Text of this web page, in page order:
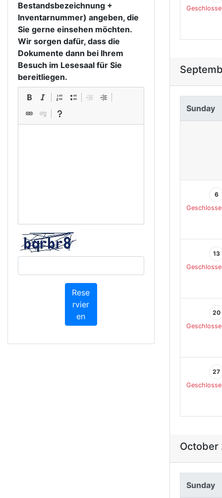
Bestandsbezeichnung +
Inventarnummer) angeben, die
Sie gerne einsehen möchten.
Wir sorgen dafür, dass die
Dokumente dann bei Ihrem
Besuch im Lesesaal für Sie
bereitliegen.
Rese
rvier
en
Sunday
6
13
20
27
October
Sunday